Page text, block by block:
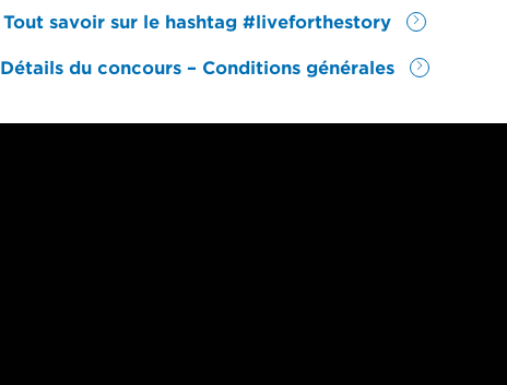
Tout savoir sur le hashtag #liveforthestory
Détails du concours – Conditions générales